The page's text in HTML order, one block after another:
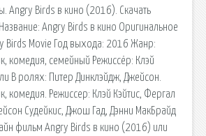
Angry Birds в кино (2016). Скачать
Angry Birds в кино Оригинальное
Birds Movie Год выхода: 2016 Жанр:
комедия, семейный Режиссёр: Клэй
В ролях: Питер Динклэйдж, Джейсон.
комедия. Режиссер: Клэй Кэйтис, Фергал
Судейкис, Джош Гад, Дэнни МакБрайд
фильм Angry Birds в кино (2016) или